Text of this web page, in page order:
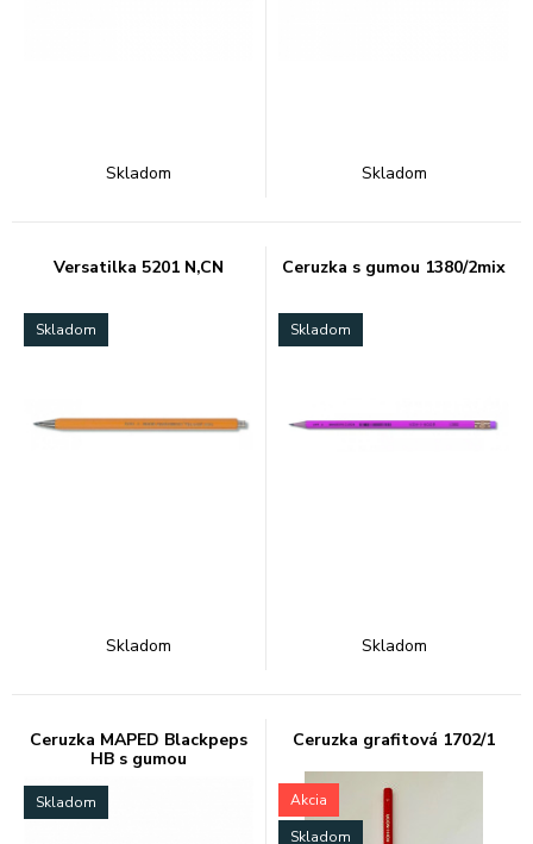
Skladom Skladom
Versatilka 5201 N,CN
Skladom
Skladom
Ceruzka s gumou 1380/2mix
Skladom
Skladom
Ceruzka MAPED Blackpeps
HB s gumou
Skladom
Ceruzka grafitová 1702/1
Akcia
Skladom